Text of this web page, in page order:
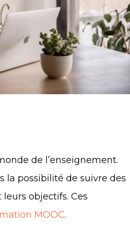
de l’enseignement.
la possibilité de suivre des
objectifs. Ces
MOOC.